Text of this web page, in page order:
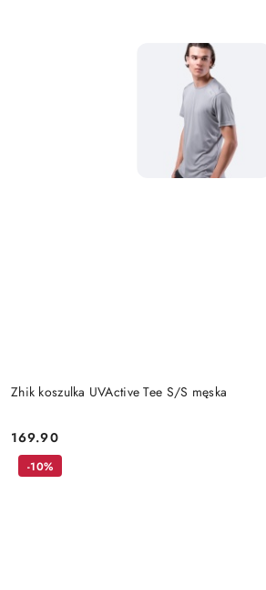
Zhik koszulka UVActive Tee S/S męska
Cena:
169.90
-10%